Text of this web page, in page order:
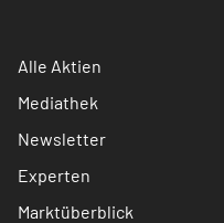
Alle Aktien
Mediathek
Newsletter
Experten
Marktüberblick